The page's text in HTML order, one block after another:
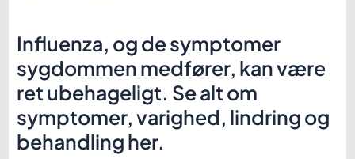
Influenza, og de symptomer
sygdommen medfører, kan være
ret ubehageligt. Se alt om
symptomer, varighed, lindring og
behandling her.